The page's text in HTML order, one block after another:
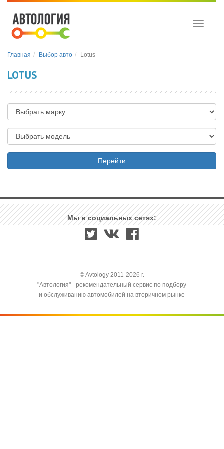
Toggle
Главная Выбор авто Lotus
LOTUS
Перейти
Мы в социальных сетях:
© Avtology 2011-2026 г.
"Автология" - рекомендательный сервис по подбору
и обслуживанию автомобилей на вторичном рынке